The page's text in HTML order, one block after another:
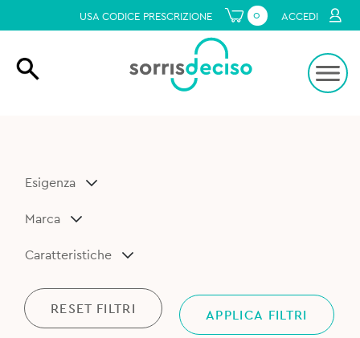
USA CODICE PRESCRIZIONE 0 ACCEDI
Esigenza
Marca
Caratteristiche
RESET FILTRI APPLICA FILTRI